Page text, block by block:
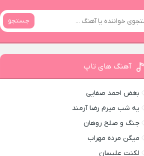
جستجو
آهنگ های تاپ
بغض احمد صفایی
یه شب میرم رضا آرمند
جنگ و صلح روهان
میگن مرده مهراب
لکنت علیسان